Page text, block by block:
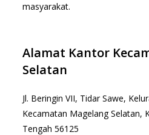
masyarakat.
Alamat Kantor
Selatan
Jl. Beringin VII, Tidar Sawe,
Kecamatan Magelang Selatan,
Tengah 56125